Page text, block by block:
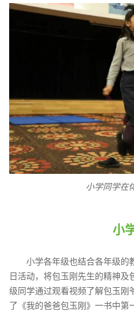
小学同学在
小
小学各年级也结合各年级的
日活动，将包玉刚先生的精神
级同学通过观看视频了解包玉刚
了《我的爸爸包玉刚》一书中第